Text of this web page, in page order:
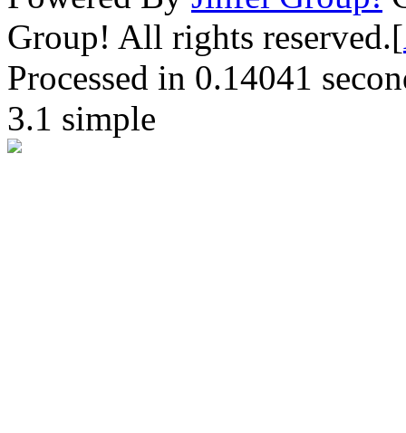
Group! All rights reserved.[
Processed in 0.14041
3.1 simple